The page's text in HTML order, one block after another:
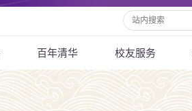
百年清华 校友服务